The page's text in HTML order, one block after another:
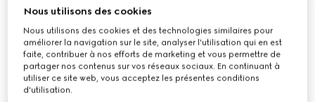
À personnaliser avec vos initiales
Ceinture large GG Marmont avec boucle brillante
CHF 490
Nous utilisons des cookies
Nous utilisons des cookies et des technologies similaires pour
améliorer la navigation sur le site, analyser l'utilisation qui en est
faite, contribuer à nos efforts de marketing et vous permettre de
partager nos contenus sur vos réseaux sociaux. En continuant à
utiliser ce site web, vous acceptez les présentes conditions
d'utilisation.